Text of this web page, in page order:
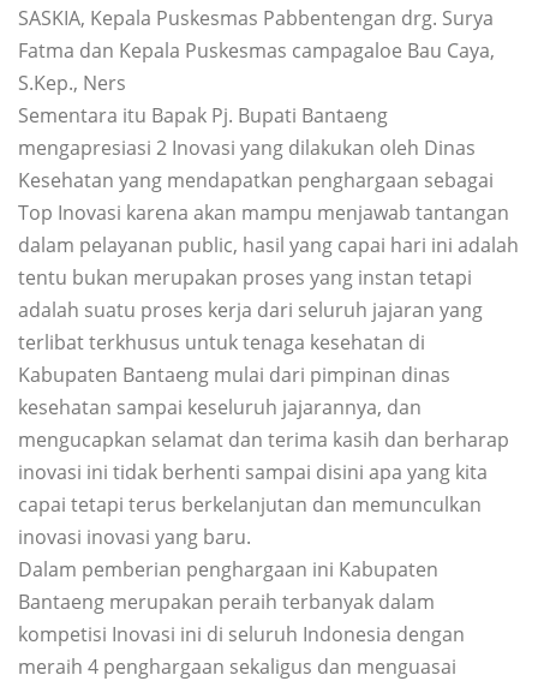
SASKIA, Kepala Puskesmas Pabbentengan drg. Surya
Fatma dan Kepala Puskesmas campagaloe Bau Caya,
S.Kep., Ners
Sementara itu Bapak Pj. Bupati Bantaeng
mengapresiasi 2 Inovasi yang dilakukan oleh Dinas
Kesehatan yang mendapatkan penghargaan sebagai
Top Inovasi karena akan mampu menjawab tantangan
dalam pelayanan public, hasil yang capai hari ini adalah
tentu bukan merupakan proses yang instan tetapi
adalah suatu proses kerja dari seluruh jajaran yang
terlibat terkhusus untuk tenaga kesehatan di
Kabupaten Bantaeng mulai dari pimpinan dinas
kesehatan sampai keseluruh jajarannya, dan
mengucapkan selamat dan terima kasih dan berharap
inovasi ini tidak berhenti sampai disini apa yang kita
capai tetapi terus berkelanjutan dan memunculkan
inovasi inovasi yang baru.
Dalam pemberian penghargaan ini Kabupaten
Bantaeng merupakan peraih terbanyak dalam
kompetisi Inovasi ini di seluruh Indonesia dengan
meraih 4 penghargaan sekaligus dan menguasai